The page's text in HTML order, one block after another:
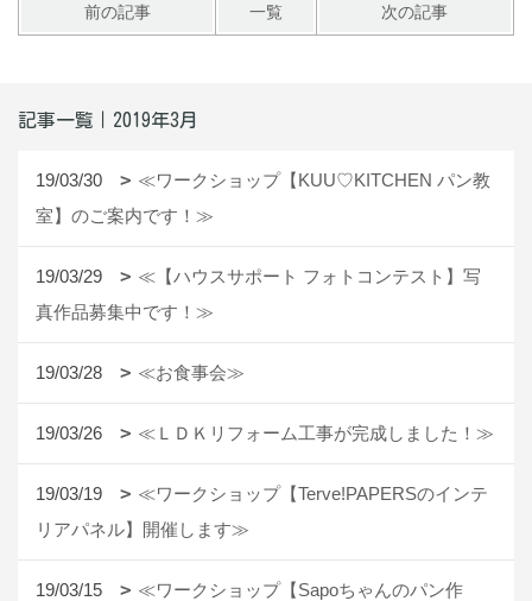
前の記事 一覧 次の記事
記事一覧｜2019年3月
19/03/30
≪ワークショップ【KUU♡KITCHEN パン教
室】のご案内です！≫
19/03/29
≪【ハウスサポート フォトコンテスト】写
真作品募集中です！≫
19/03/28 ≪お食事会≫
19/03/26 ≪ＬＤＫリフォーム工事が完成しました！≫
19/03/19
≪ワークショップ【Terve!PAPERSのインテ
リアパネル】開催します≫
19/03/15
≪ワークショップ【Sapoちゃんのパン作